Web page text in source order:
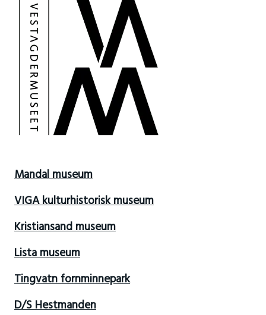
Mandal museum
VIGA kulturhistorisk museum
Kristiansand museum
Lista museum
Tingvatn fornminnepark
D/S Hestmanden